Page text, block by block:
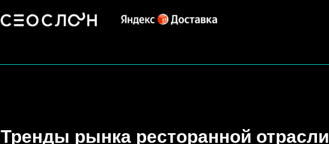
Тренды рынка ресторанной отрасли